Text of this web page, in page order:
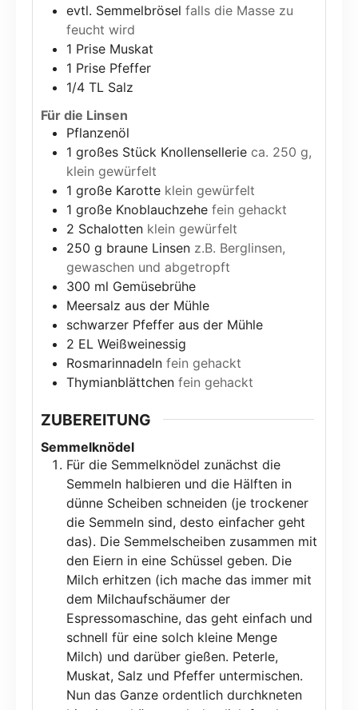
evtl. Semmelbrösel falls die Masse zu
feucht wird
1 Prise Muskat
1 Prise Pfeffer
1/4 TL Salz
Für die Linsen
Pflanzenöl
1 großes Stück Knollensellerie ca. 250 g,
klein gewürfelt
1 große Karotte klein gewürfelt
1 große Knoblauchzehe fein gehackt
2 Schalotten klein gewürfelt
250 g braune Linsen z.B. Berglinsen,
gewaschen und abgetropft
300 ml Gemüsebrühe
Meersalz aus der Mühle
schwarzer Pfeffer aus der Mühle
2 EL Weißweinessig
Rosmarinnadeln fein gehackt
Thymianblättchen fein gehackt
ZUBEREITUNG
Semmelknödel
Für die Semmelknödel zunächst die
Semmeln halbieren und die Hälften in
dünne Scheiben schneiden (je trockener
die Semmeln sind, desto einfacher geht
das). Die Semmelscheiben zusammen mit
den Eiern in eine Schüssel geben. Die
Milch erhitzen (ich mache das immer mit
dem Milchaufschäumer der
Espressomaschine, das geht einfach und
schnell für eine solch kleine Menge
Milch) und darüber gießen. Peterle,
Muskat, Salz und Pfeffer untermischen.
Nun das Ganze ordentlich durchkneten